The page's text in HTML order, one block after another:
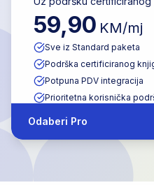
59,90 KM/mj
Sve iz Standard paketa
Podrška certificiranog
Potpuna PDV integracija
Prioritetna korisnička
Odaberi Pro